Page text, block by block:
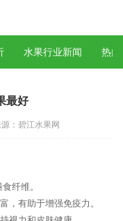
水果行业新闻 热门
最好
：碧江水果网
纤维。
，有助于增强免疫力。